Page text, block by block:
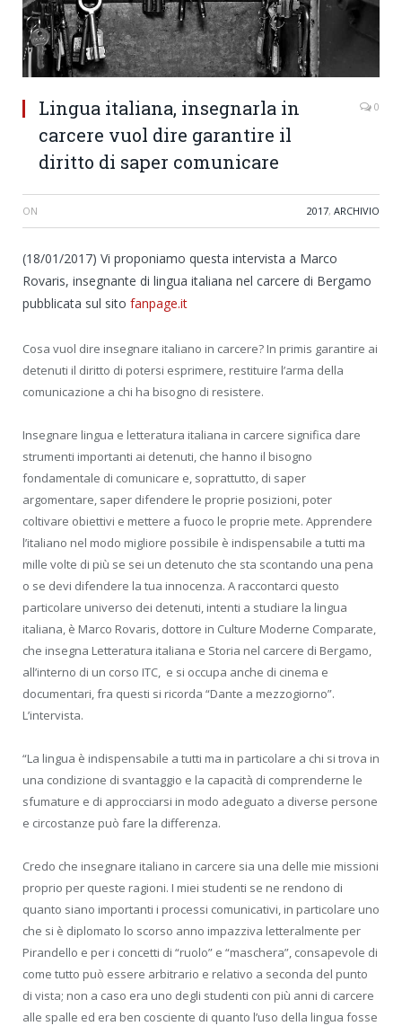
Lingua italiana, insegnarla in
carcere vuol dire garantire il
diritto di saper comunicare
0
ON 2017, ARCHIVIO
(18/01/2017) Vi proponiamo questa intervista a Marco
Rovaris, insegnante di lingua italiana nel carcere di Bergamo
pubblicata sul sito fanpage.it
Cosa vuol dire insegnare italiano in carcere? In primis garantire ai
detenuti il diritto di potersi esprimere, restituire l’arma della
comunicazione a chi ha bisogno di resistere.
Insegnare lingua e letteratura italiana in carcere significa dare
strumenti importanti ai detenuti, che hanno il bisogno
fondamentale di comunicare e, soprattutto, di saper
argomentare, saper difendere le proprie posizioni, poter
coltivare obiettivi e mettere a fuoco le proprie mete. Apprendere
l’italiano nel modo migliore possibile è indispensabile a tutti ma
mille volte di più se sei un detenuto che sta scontando una pena
o se devi difendere la tua innocenza. A raccontarci questo
particolare universo dei detenuti, intenti a studiare la lingua
italiana, è Marco Rovaris, dottore in Culture Moderne Comparate,
che insegna Letteratura italiana e Storia nel carcere di Bergamo,
all’interno di un corso ITC, e si occupa anche di cinema e
documentari, fra questi si ricorda “Dante a mezzogiorno”.
L’intervista.
“La lingua è indispensabile a tutti ma in particolare a chi si trova in
una condizione di svantaggio e la capacità di comprenderne le
sfumature e di approcciarsi in modo adeguato a diverse persone
e circostanze può fare la differenza.
Credo che insegnare italiano in carcere sia una delle mie missioni
proprio per queste ragioni. I miei studenti se ne rendono di
quanto siano importanti i processi comunicativi, in particolare uno
che si è diplomato lo scorso anno impazziva letteralmente per
Pirandello e per i concetti di “ruolo” e “maschera”, consapevole di
come tutto può essere arbitrario e relativo a seconda del punto
di vista; non a caso era uno degli studenti con più anni di carcere
alle spalle ed era ben cosciente di quanto l’uso della lingua fosse